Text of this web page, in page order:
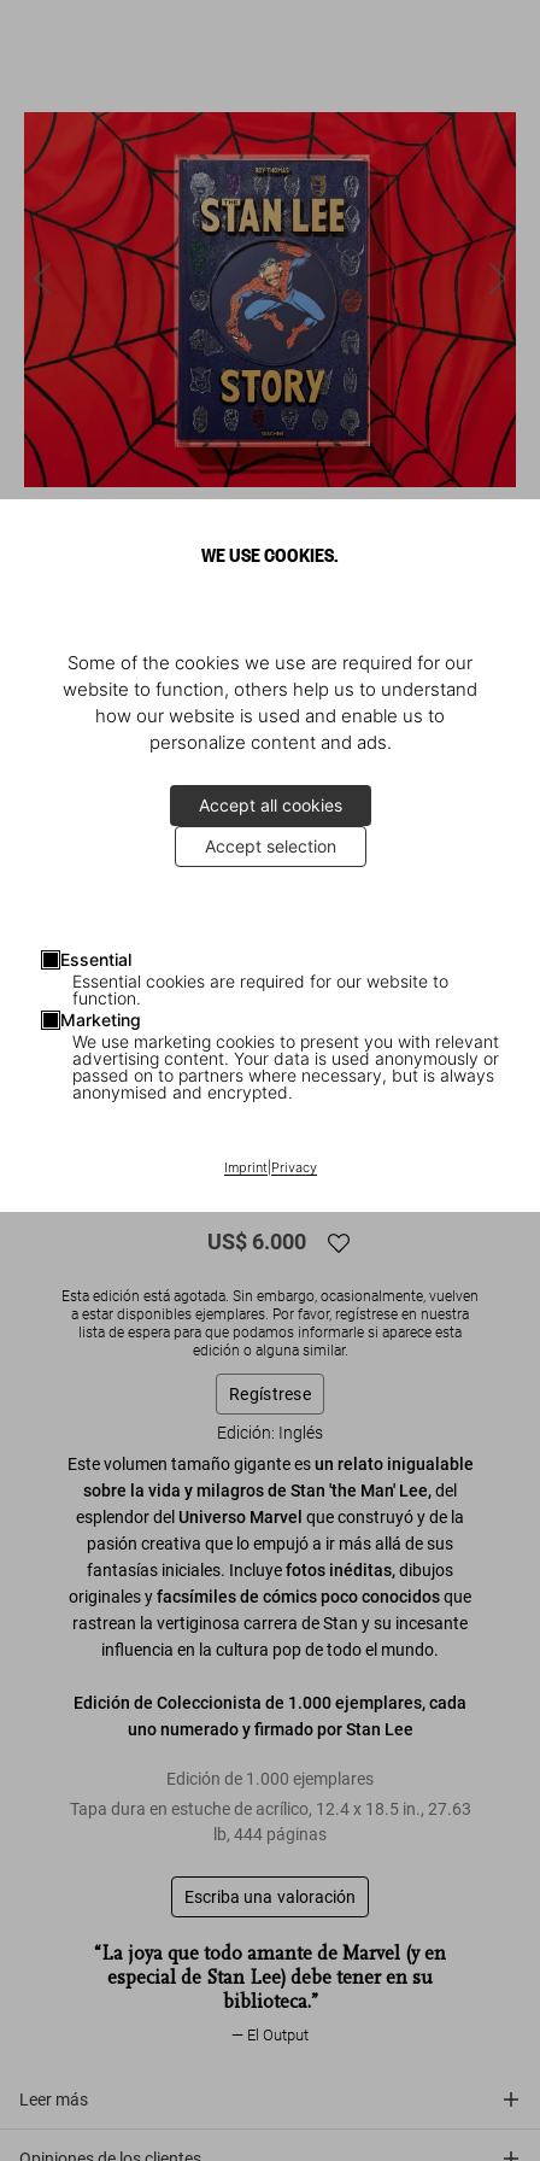
WE USE COOKIES.
Some of the cookies we use are required for our
website to function, others help us to understand
how our website is used and enable us to
personalize content and ads.
Accept all cookies
Accept selection
Essential
Essential cookies are required for our website to
function.
Marketing
We use marketing cookies to present you with relevant
advertising content. Your data is used anonymously or
passed on to partners where necessary, but is always
anonymised and encrypted.
Imprint| Privacy
1/37
BABY SUMO
US$ 6.000
Esta edición está agotada. Sin embargo, ocasionalmente, vuelven
a estar disponibles ejemplares. Por favor, regístrese en nuestra
lista de espera para que podamos informarle si aparece esta
edición o alguna similar.
Regístrese
Edición: Inglés
Este volumen tamaño gigante esun relato inigualable
sobre la vida y milagros de Stan 'the Man' Lee,del
esplendor del Universo Marvel que construyó y de la
pasión creativa que lo empujó a ir más allá de sus
fantasías iniciales. Incluyefotos inéditas,dibujos
originales yfacsímiles de cómics poco conocidosque
rastrean la vertiginosa carrera de Stan y su incesante
influencia en la cultura pop de todo el mundo.
Edición de Coleccionista de 1.000 ejemplares, cada
uno numerado y firmado por Stan Lee
Edición de 1.000 ejemplares
Tapa dura en estuche de acrílico, 12.4x 18.5 in., 27.63
lb, 444 páginas
Escriba una valoración
“La joya que todo amante de Marvel (y en
especial de Stan Lee) debe tener en su
biblioteca.”
El Output
Leer más